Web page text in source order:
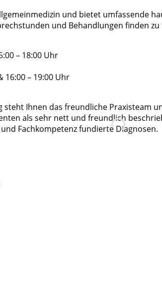
und bietet umfassende
und Behandlungen finden
– 18:00 Uhr
16:00 – 19:00 Uhr
Ihnen das freundliche Praxisteam
als sehr nett und freundlich
Fachkompetenz fundierte Diagnosen.